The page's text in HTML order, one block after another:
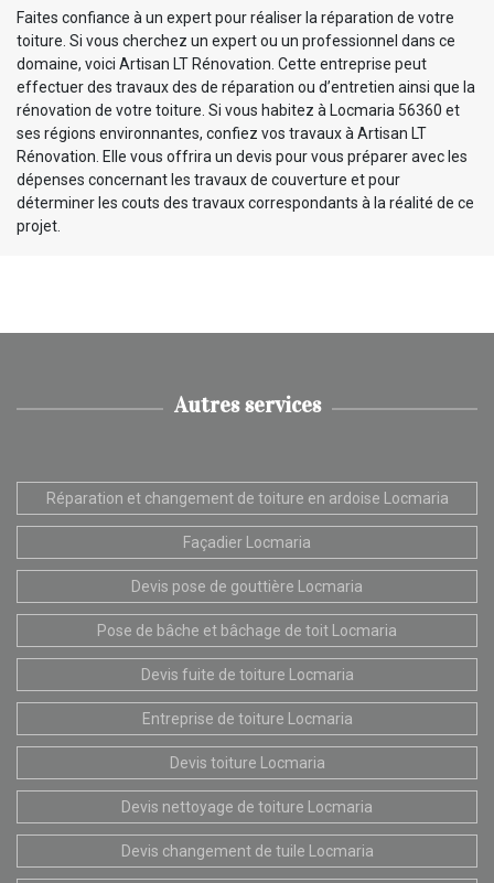
Faites confiance à un expert pour réaliser la réparation de votre
toiture. Si vous cherchez un expert ou un professionnel dans ce
domaine, voici Artisan LT Rénovation. Cette entreprise peut
effectuer des travaux des de réparation ou d’entretien ainsi que la
rénovation de votre toiture. Si vous habitez à Locmaria 56360 et
ses régions environnantes, confiez vos travaux à Artisan LT
Rénovation. Elle vous offrira un devis pour vous préparer avec les
dépenses concernant les travaux de couverture et pour
déterminer les couts des travaux correspondants à la réalité de ce
projet.
Autres services
Réparation et changement de toiture en ardoise Locmaria
Façadier Locmaria
Devis pose de gouttière Locmaria
Pose de bâche et bâchage de toit Locmaria
Devis fuite de toiture Locmaria
Entreprise de toiture Locmaria
Devis toiture Locmaria
Devis nettoyage de toiture Locmaria
Devis changement de tuile Locmaria